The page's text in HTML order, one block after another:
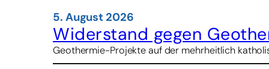
5. August 2026
Widerstand gegen
Geothermie-Projekte auf der mehrheitlich